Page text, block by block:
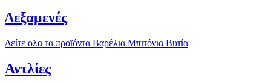
Δεξαμενές
Δείτε ολα τα προϊόντα Βαρέλια Μπιτόνια Βυτία
Αντλίες